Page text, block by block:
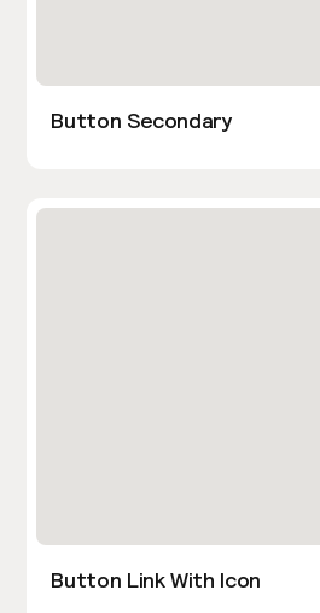
Button Secondary
Button Link With Icon